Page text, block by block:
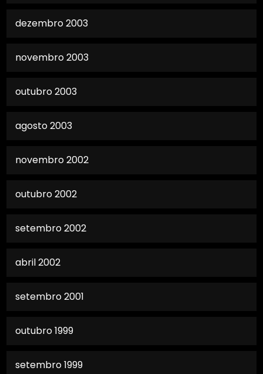
dezembro 2003
novembro 2003
outubro 2003
agosto 2003
novembro 2002
outubro 2002
setembro 2002
abril 2002
setembro 2001
outubro 1999
setembro 1999